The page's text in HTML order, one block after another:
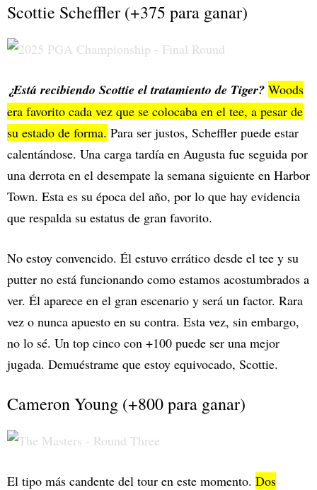
Scottie Scheffler (+375 para ganar)
¿Está recibiendo Scottie el tratamiento de Tiger? Woods
era favorito cada vez que se colocaba en el tee, a pesar de
su estado de forma. Para ser justos, Scheffler puede estar
calentándose. Una carga tardía en Augusta fue seguida por
una derrota en el desempate la semana siguiente en Harbor
Town. Esta es su época del año, por lo que hay evidencia
que respalda su estatus de gran favorito.
No estoy convencido. Él estuvo errático desde el tee y su
putter no está funcionando como estamos acostumbrados a
ver. Él aparece en el gran escenario y será un factor. Rara
vez o nunca apuesto en su contra. Esta vez, sin embargo,
no lo sé. Un top cinco con +100 puede ser una mejor
jugada. Demuéstrame que estoy equivocado, Scottie.
Cameron Young (+800 para ganar)
El tipo más candente del tour en este momento. Dos